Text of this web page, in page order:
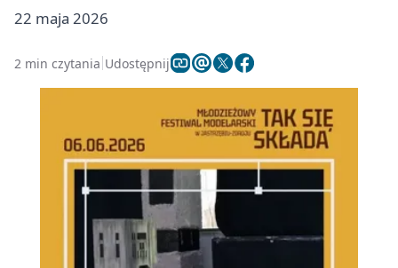
22 maja 2026
2 min czytania Udostępnij